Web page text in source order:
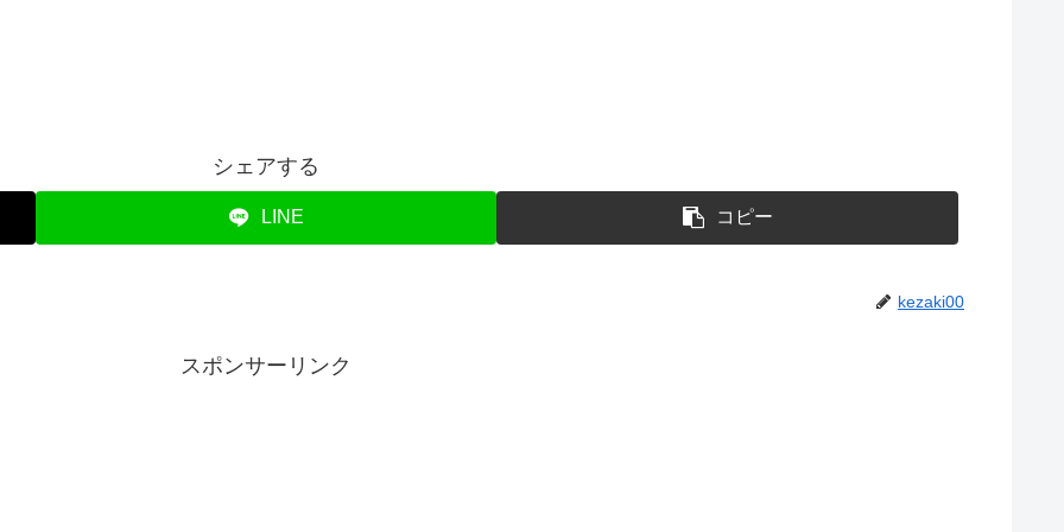
シェアする
LINE コピー
kezaki00
スポンサーリンク